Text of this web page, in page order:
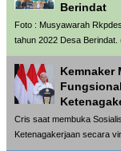
Berindat
Foto : Musyawarah
tahun 2022 Desa Berindat.
Kemnaker
Cris saat membuka
Ketenagakerjaan secara